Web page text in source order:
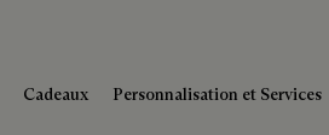
Cadeaux Personnalisation et Services